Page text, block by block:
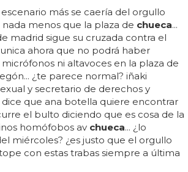
más se caería del orgullo
nada menos que la plaza de chueca...
madrid sigue su cruzada contra el
ahora que no podrá haber
ni altavoces en la plaza de
¿te parece normal? iñaki
y secretario de derechos y
que ana botella quiere encontrar
el bulto diciendo que es cosa de la
homófobos av chueca... ¿lo
miércoles? ¿es justo que el orgullo
con estas trabas siempre a última